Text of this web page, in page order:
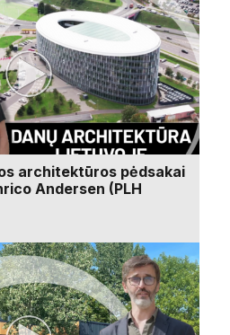
architektūros pėdsakai
Andersen (PLH